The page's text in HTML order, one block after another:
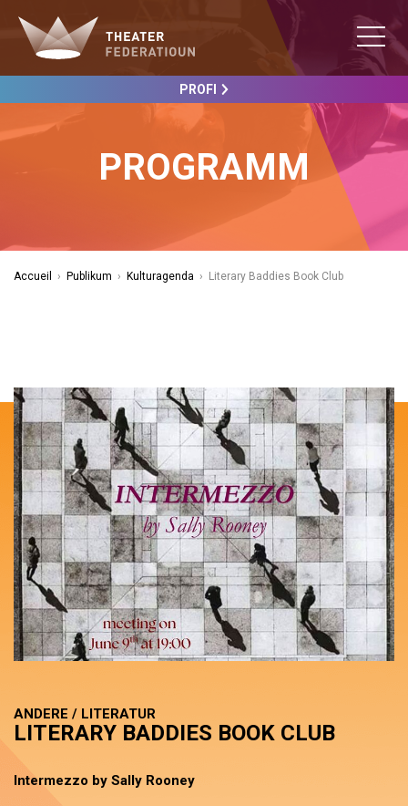
PROFI
PROGRAMM
Accueil › Publikum › Kulturagenda › Literary Baddies Book Club
ANDERE / LITERATUR
LITERARY BADDIES BOOK CLUB
Intermezzo by Sally Rooney